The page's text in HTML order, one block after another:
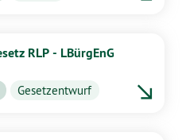
RLP - LBürgEnG
Gesetzentwurf